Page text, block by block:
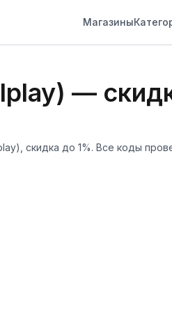
Магазины
—
скидка до 1%. Все коды